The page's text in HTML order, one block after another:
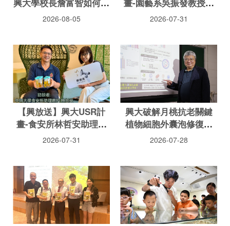
AI翻轉大學教育？
2026-08-05
園藝療育
2026-07-31
【興放送】興大USR計
畫-食安所林哲安助理教
授談苯駢芘之亂
2026-07-31
興大破解月桃抗老關鍵
植物細胞外囊泡修復肌
膚、提升細胞能量
2026-07-28